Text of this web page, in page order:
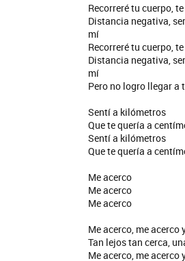
Recorreré tu cuerpo,
Distancia negativa,
mí
Recorreré tu cuerpo,
Distancia negativa,
mí
Pero no logro llegar a
Sentí a kilómetros
Que te quería a
Sentí a kilómetros
Que te quería a
Me acerco
Me acerco
Me acerco
Me acerco, me acerco
Tan lejos tan cerca,
Me acerco, me acerco